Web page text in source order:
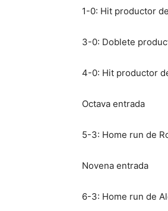
1-0: Hit productor
3-0: Doblete
4-0: Hit productor
Octava entrada
5-3: Home run de
Novena entrada
6-3: Home run de